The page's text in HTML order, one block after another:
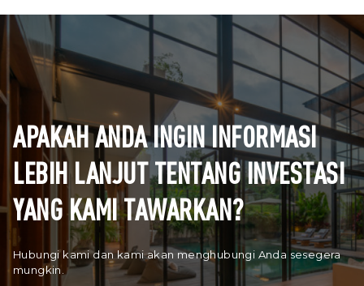
APAKAH ANDA INGIN INFORMASI
LEBIH LANJUT TENTANG INVESTASI
YANG KAMI TAWARKAN?
Hubungi kami dan kami akan menghubungi Anda sesegera
mungkin.